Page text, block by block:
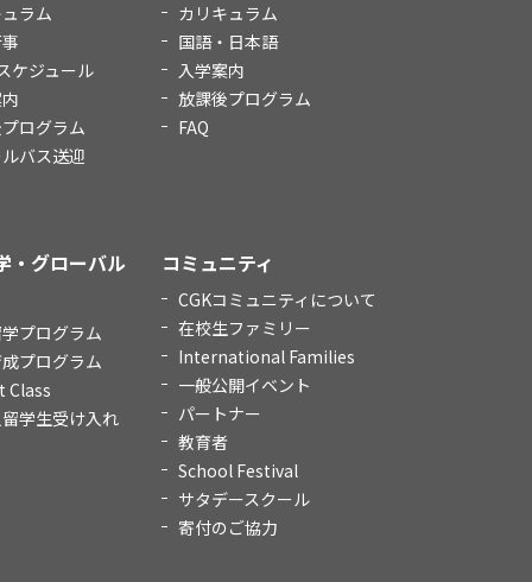
ラム
ケジュール
ログラム
バス送迎
カリキュラム
国語・日本語
入学案内
放課後プログラム
FAQ
・グローバル
プログラム
プログラム
Class
学生受け入れ
コミュニティ
CGKコミュニティについて
在校生ファミリー
International Families
一般公開イベント
パートナー
教育者
School Festival
サタデースクール
寄付のご協力